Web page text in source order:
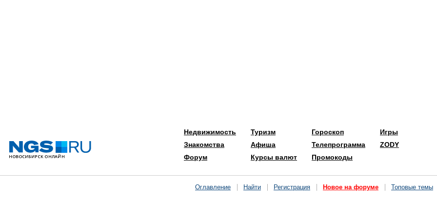
Недвижимость
Знакомства
Форум
Туризм
Афиша
Курсы валют
Гороскоп
Телепрограмма
Промокоды
Игры
ZODY
Оглавление Найти Регистрация Новое на форуме Топовые темы